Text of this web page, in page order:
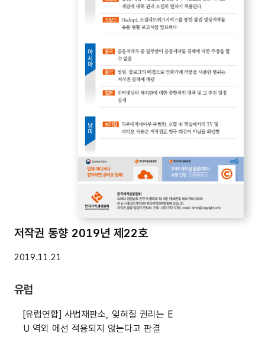
저작권 동향 2019년 제22호
2019.11.21
유럽
[유럽연합] 사법재판소, 잊혀질 권리는 E
U 역외 에선 적용되지 않는다고 판결